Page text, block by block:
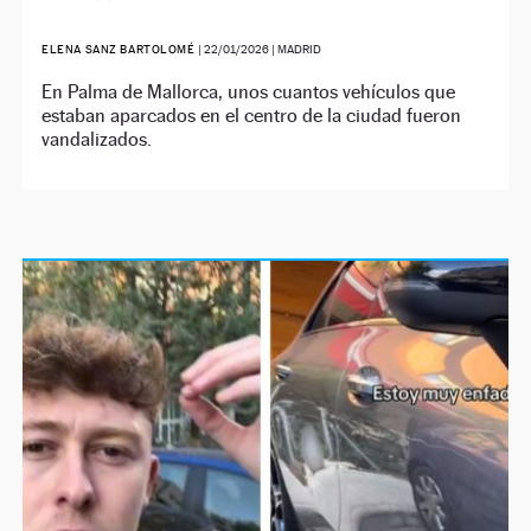
ELENA SANZ BARTOLOMÉ | 22/01/2026| MADRID
En Palma de Mallorca, unos cuantos vehículos que
estaban aparcados en el centro de la ciudad fueron
vandalizados.